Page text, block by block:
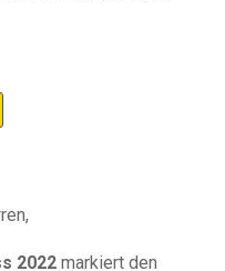
2022markiert den